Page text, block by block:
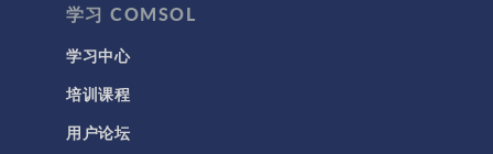
学习 COMSOL
学习中心
培训课程
用户论坛